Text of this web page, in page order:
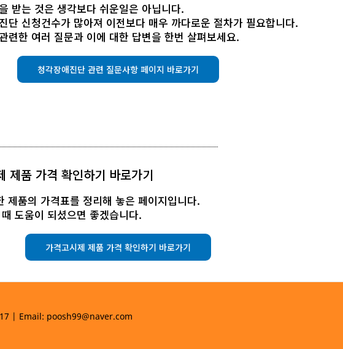
받는 것은 생각보다 쉬운일은 아닙니다.
단 신청건수가 많아져 이전보다 매우 까다로운 절차가 필요합니다.
련한 여러 질문과 이에 대한 답변을 한번 살펴보세요.
청각장애진단 관련 질문사항 페이지 바로가기
제품 가격 확인하기 바로가기
제품의 가격표를 정리해 놓은 페이지입니다.
도움이 되셨으면 좋겠습니다.
가격고시제 제품 가격 확인하기 바로가기
| Email: poosh99@naver.com